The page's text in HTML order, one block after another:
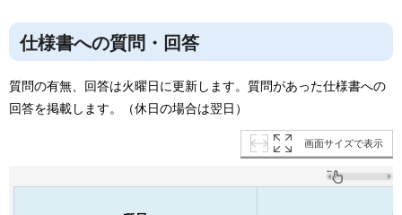
仕様書への質問・回答
質問の有無、回答は火曜日に更新します。質問があった仕様書への
回答を掲載します。（休日の場合は翌日）
画面サイズで表示